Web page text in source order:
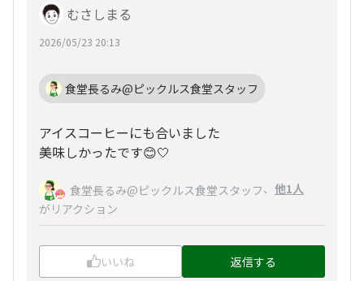
むさしまる
2026/05/23 20:13
食堂長るみ@ピックルス食堂スタッフ
アイスコーヒーにも合いました
美味しかったです😊🤍
食堂長るみ@ピックルス食堂スタッフ、 他1人
がリアクション
いいね 返信する